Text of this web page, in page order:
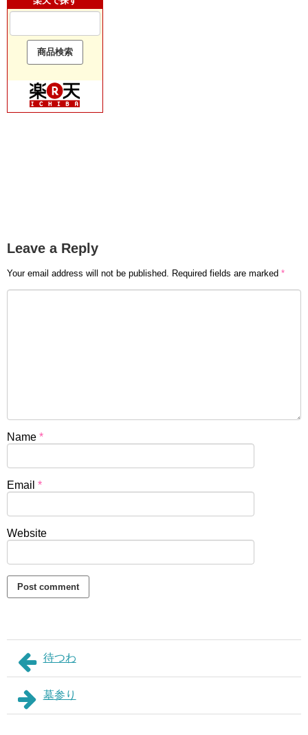
Leave a Reply
Your email address will not be published. Required fields are marked *
Name *
Email *
Website
待つわ
墓参り